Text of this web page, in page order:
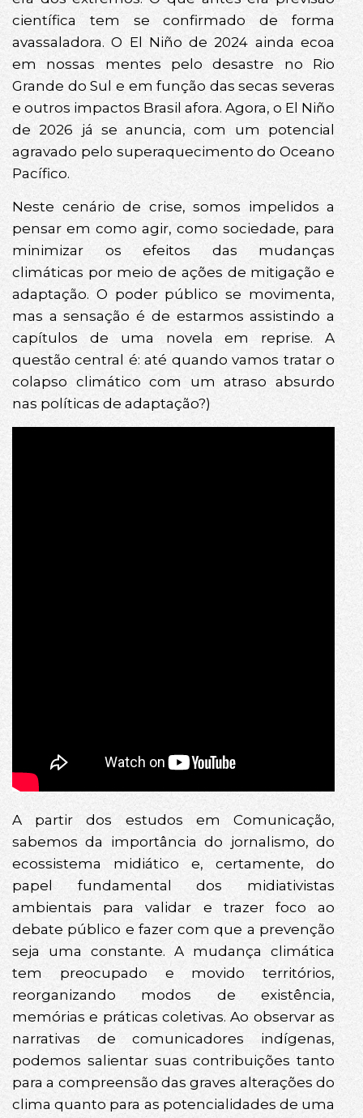
científica tem se confirmado de forma
avassaladora. O El Niño de 2024 ainda ecoa
em nossas mentes pelo desastre no Rio
Grande do Sul e em função das secas severas
e outros impactos Brasil afora. Agora, o El Niño
de 2026 já se anuncia, com um potencial
agravado pelo superaquecimento do Oceano
Pacífico.
Neste cenário de crise, somos impelidos a
pensar em como agir, como sociedade, para
minimizar os efeitos das mudanças
climáticas por meio de ações de mitigação e
adaptação. O poder público se movimenta,
mas a sensação é de estarmos assistindo a
capítulos de uma novela em reprise. A
questão central é: até quando vamos tratar o
colapso climático com um atraso absurdo
nas políticas de adaptação?)
A partir dos estudos em Comunicação,
sabemos da importância do jornalismo, do
ecossistema midiático e, certamente, do
papel fundamental dos midiativistas
ambientais para validar e trazer foco ao
debate público e fazer com que a prevenção
seja uma constante. A mudança climática
tem preocupado e movido territórios,
reorganizando modos de existência,
memórias e práticas coletivas. Ao observar as
narrativas de comunicadores indígenas,
podemos salientar suas contribuições tanto
para a compreensão das graves alterações do
clima quanto para as potencialidades de uma